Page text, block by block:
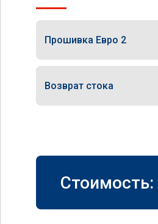
Прошивка Евро 2
Возврат стока
Стоимость: